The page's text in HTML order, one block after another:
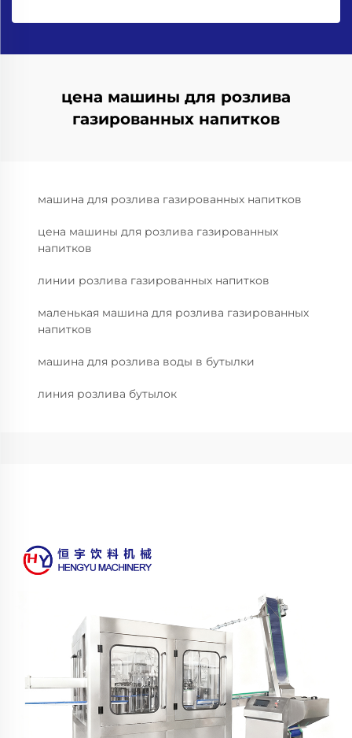
цена машины для розлива
газированных напитков
машина для розлива газированных напитков
цена машины для розлива газированных
напитков
линии розлива газированных напитков
маленькая машина для розлива газированных
напитков
машина для розлива воды в бутылки
линия розлива бутылок